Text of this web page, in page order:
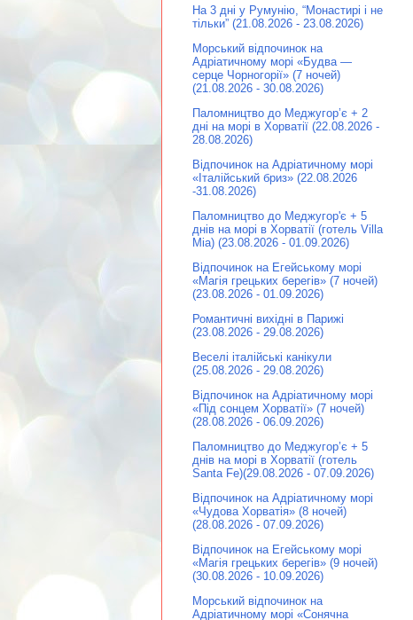
На 3 дні у Румунію, “Монастирі і не
тільки” (21.08.2026 - 23.08.2026)
Морський відпочинок на
Адріатичному морі «Будва —
серце Чорногорії» (7 ночей)
(21.08.2026 - 30.08.2026)
Паломництво до Меджугор’є + 2
дні на морі в Хорватії (22.08.2026 -
28.08.2026)
Відпочинок на Адріатичному морі
«Італійський бриз» (22.08.2026
-31.08.2026)
Паломництво до Меджугор'є + 5
днів на морі в Хорватії (готель Villa
Mia) (23.08.2026 - 01.09.2026)
Відпочинок на Егейському морі
«Магія грецьких берегів» (7 ночей)
(23.08.2026 - 01.09.2026)
Романтичні вихідні в Парижі
(23.08.2026 - 29.08.2026)
Веселі італійські канікули
(25.08.2026 - 29.08.2026)
Відпочинок на Адріатичному морі
«Під сонцем Хорватії» (7 ночей)
(28.08.2026 - 06.09.2026)
Паломництво до Меджугор’є + 5
днів на морі в Хорватії (готель
Santa Fe)(29.08.2026 - 07.09.2026)
Відпочинок на Адріатичному морі
«Чудова Хорватія» (8 ночей)
(28.08.2026 - 07.09.2026)
Відпочинок на Егейському морі
«Магія грецьких берегів» (9 ночей)
(30.08.2026 - 10.09.2026)
Морський відпочинок на
Адріатичному морі «Сонячна